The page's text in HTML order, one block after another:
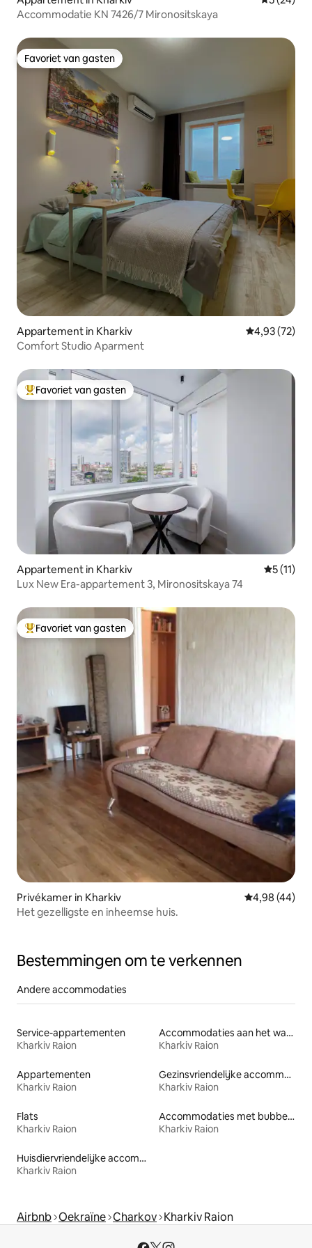
Accommodatie KN 7426/7 Mironositskaya
Favoriet van gasten
Favoriet van gasten
Appartement in Kharkiv Gemiddelde
4,93 (72)
Comfort Studio Aparment
Topfavoriet van gasten
Favoriet van gasten
Appartement in Kharkiv
5 (11)
Lux New Era-appartement 3, Mironositskaya 74
Topfavoriet van gasten
Favoriet van gasten
Privékamer in Kharkiv Gemiddelde
4,98 (44)
Het gezelligste en inheemse huis.
Bestemmingen om te verkennen
Andere accommodaties
Service-appartementen
Kharkiv Raion
Accommodaties aan het water
Kharkiv Raion
Appartementen
Kharkiv Raion
Gezinsvriendelijke accommodaties
Kharkiv Raion
Flats
Kharkiv Raion
Accommodaties met bubbelbad
Kharkiv Raion
Huisdiervriendelijke accommodaties
Kharkiv Raion
Airbnb Oekraïne Charkov Kharkiv Raion